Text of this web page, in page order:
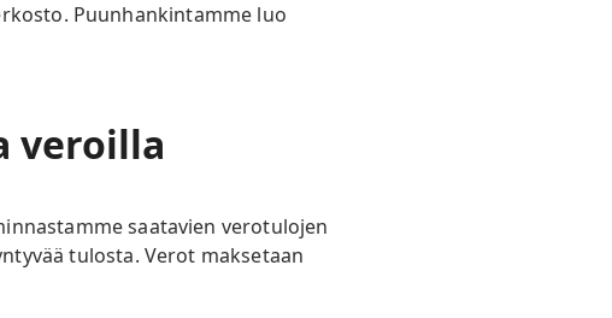
Puunhankintamme luo
veroilla
saatavien verotulojen
tulosta. Verot maksetaan